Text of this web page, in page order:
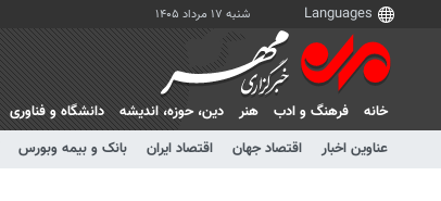
شنبه ۱۷ مرداد ۱۴۰۵
خانه فرهنگ و ادب هنر دين، حوزه، انديشه دانشگاه و فناوری
عناوین اخبار
اقتصاد جهان اقتصاد ایران بانک و بیمه وبورس